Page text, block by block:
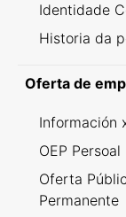
Identidade
Historia da
Oferta de
Información
OEP
Oferta
Permanente